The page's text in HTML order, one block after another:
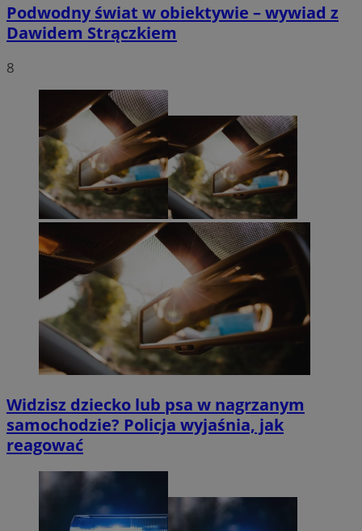
Podwodny świat w obiektywie – wywiad z
Dawidem Strączkiem
8
Widzisz dziecko lub psa w nagrzanym
samochodzie? Policja wyjaśnia, jak
reagować